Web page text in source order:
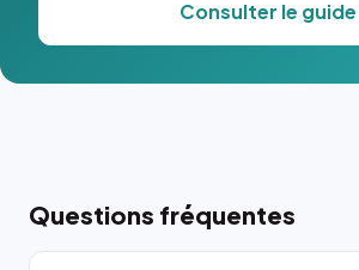
Consulter le guide
Questions fréquentes